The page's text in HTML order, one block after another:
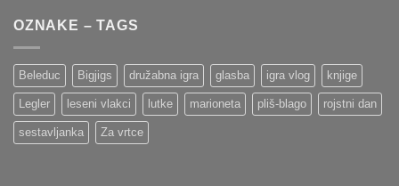
OZNAKE – TAGS
Beleduc Bigjigs družabna igra glasba igra vlog knjige
Legler leseni vlakci lutke marioneta pliš-blago rojstni dan
sestavljanka Za vrtce